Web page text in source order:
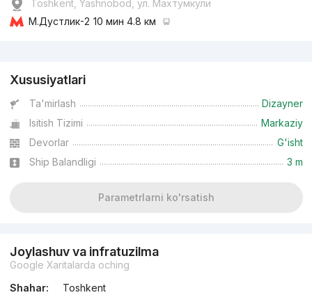
Toshkent, Yashnobod, ул. Махтумкули
М.Дустлик-2 10 мин 4.8 км
Xususiyatlari
Ta'mirlash
Dizayner
Isitish Tizimi
Markaziy
Devorlar
G'isht
Ship Balandligi
3 m
Parametrlarni ko'rsatish
Joylashuv va infratuzilma
Google Xaritalarda oching
Shahar:
Toshkent